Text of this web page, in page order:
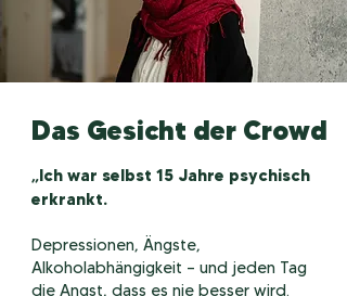
Das Gesicht der Crowd
„Ich war selbst 15 Jahre psychisch
erkrankt.
Depressionen, Ängste,
Alkoholabhängigkeit – und jeden Tag
die Angst, dass es nie besser wird.